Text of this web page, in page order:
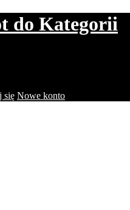
do Kategorii
się Nowe konto